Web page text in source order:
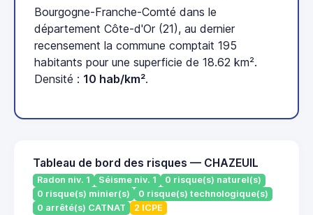
Bourgogne-Franche-Comté dans le
département Côte-d'Or (21), au dernier
recensement la commune comptait 195
habitants pour une superficie de 18.62 km².
Densité : 10 hab/km².
Tableau de bord des risques — CHAZEUIL
Radon niv. 1 Séisme niv. 1
0 risque(s) naturel(s)
0 risque(s) minier(s)
0 risque(s) technologique(s)
0 arrêté(s) CATNAT
2 ICPE